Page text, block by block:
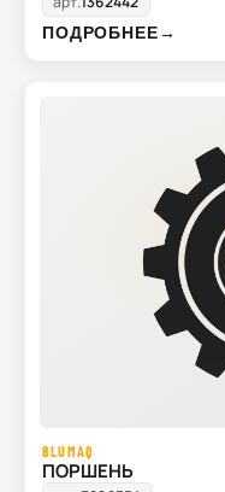
ПОДРОБНЕЕ→
BLUMAQ
ПОРШЕНЬ